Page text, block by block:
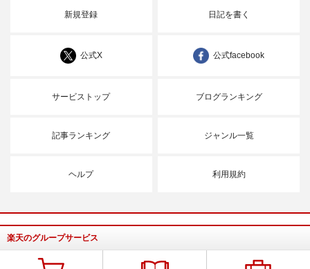
新規登録 日記を書く
公式X 公式facebook
サービストップ ブログランキング
記事ランキング ジャンル一覧
ヘルプ 利用規約
楽天のグループサービス